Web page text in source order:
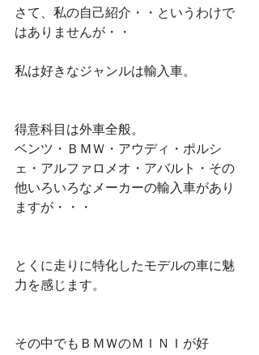
さて、私の自己紹介・・というわけで
はありませんが・・
私は好きなジャンルは輸入車。
得意科目は外車全般。
ベンツ・ＢＭＷ・アウディ・ポルシ
ェ・アルファロメオ・アバルト・その
他いろいろなメーカーの輸入車があり
ますが・・・
とくに走りに特化したモデルの車に魅
力を感じます。
その中でもＢＭＷのＭＩＮＩが好